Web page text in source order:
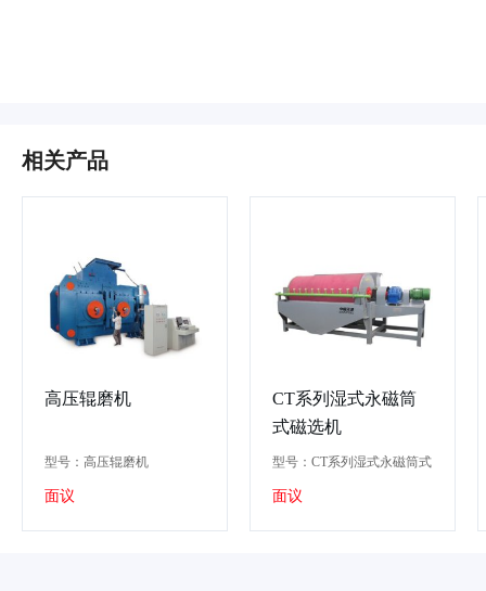
相关产品
高压辊磨机
型号：高压辊磨机
面议
CT系列湿式永磁筒
式磁选机
型号：CT系列湿式永磁筒式
磁选机
面议